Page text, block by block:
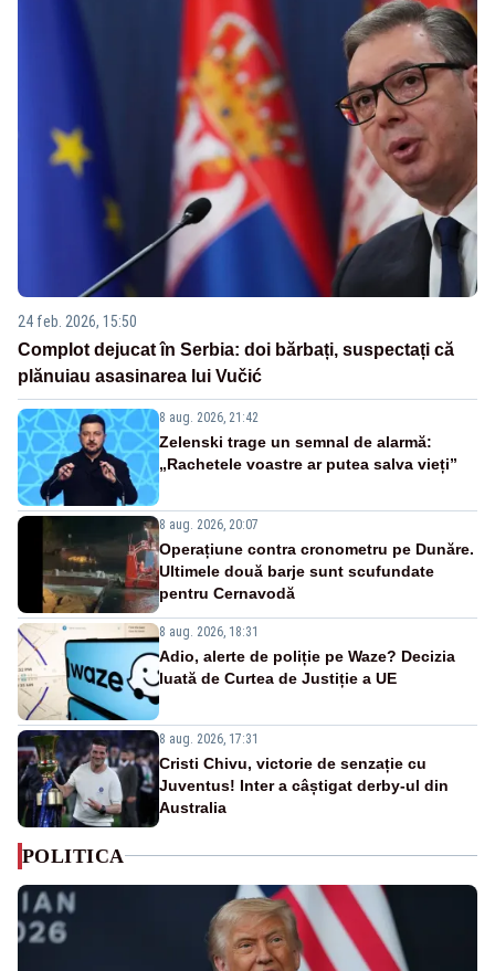
24 feb. 2026, 15:50
Complot dejucat în Serbia: doi bărbați, suspectați că
plănuiau asasinarea lui Vučić
8 aug. 2026, 21:42
Zelenski trage un semnal de alarmă:
„Rachetele voastre ar putea salva vieți”
8 aug. 2026, 20:07
Operațiune contra cronometru pe Dunăre.
Ultimele două barje sunt scufundate
pentru Cernavodă
8 aug. 2026, 18:31
Adio, alerte de poliție pe Waze? Decizia
luată de Curtea de Justiție a UE
8 aug. 2026, 17:31
Cristi Chivu, victorie de senzație cu
Juventus! Inter a câștigat derby-ul din
Australia
POLITICA